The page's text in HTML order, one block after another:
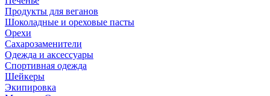
Продукты для веганов
Шоколадные и ореховые пасты
Орехи
Сахарозаменители
Одежда и аксессуары
Спортивная одежда
Шейкеры
Экипировка